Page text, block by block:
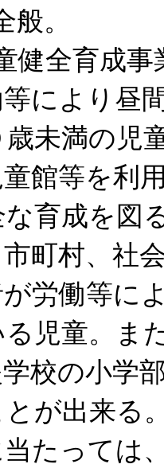
。
健全育成事
により昼
未満の児
館等を利
育成を図
町村、社
労働等に
児童。ま
校の小学
が出来る
たっては